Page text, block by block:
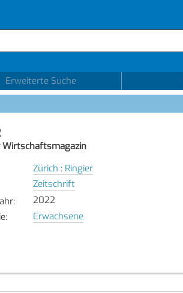
Erweiterte Suche
Wirtschaftsmagazin
Zürich : Ringier
Zeitschrift
:
2022
: Erwachsene